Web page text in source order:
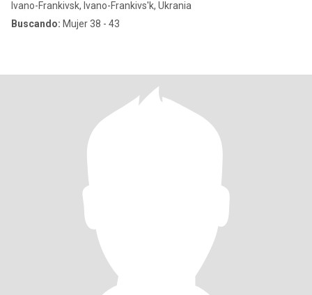
Ivano-Frankivsk, Ivano-Frankivs'k, Ukrania
Buscando: Mujer 38 - 43